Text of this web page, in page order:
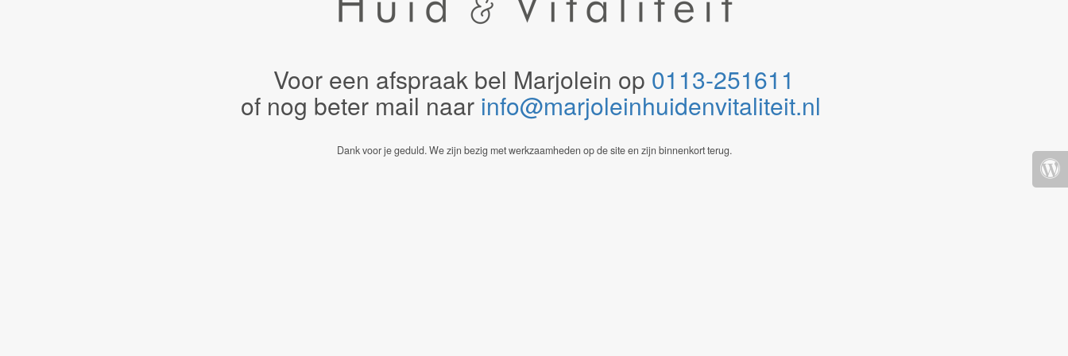
Voor een afspraak bel Marjolein op 0113-251611
of nog beter mail naar info@marjoleinhuidenvitaliteit.nl
Dank voor je geduld. We zijn bezig met werkzaamheden op de site en zijn binnenkort terug.